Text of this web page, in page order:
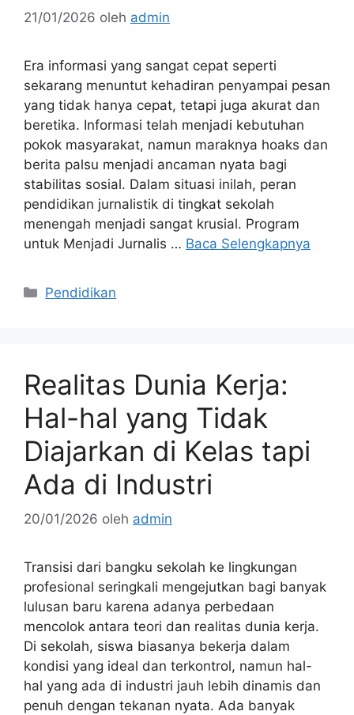
21/01/2026 oleh admin
Era informasi yang sangat cepat seperti
sekarang menuntut kehadiran penyampai pesan
yang tidak hanya cepat, tetapi juga akurat dan
beretika. Informasi telah menjadi kebutuhan
pokok masyarakat, namun maraknya hoaks dan
berita palsu menjadi ancaman nyata bagi
stabilitas sosial. Dalam situasi inilah, peran
pendidikan jurnalistik di tingkat sekolah
menengah menjadi sangat krusial. Program
untuk Menjadi Jurnalis … Baca Selengkapnya
Kategori
Pendidikan
Realitas Dunia Kerja:
Hal-hal yang Tidak
Diajarkan di Kelas tapi
Ada di Industri
20/01/2026 oleh admin
Transisi dari bangku sekolah ke lingkungan
profesional seringkali mengejutkan bagi banyak
lulusan baru karena adanya perbedaan
mencolok antara teori dan realitas dunia kerja.
Di sekolah, siswa biasanya bekerja dalam
kondisi yang ideal dan terkontrol, namun hal-
hal yang ada di industri jauh lebih dinamis dan
penuh dengan tekanan nyata. Ada banyak